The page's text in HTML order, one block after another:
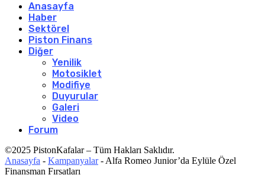
Anasayfa
Haber
Sektörel
Piston Finans
Diğer
Yenilik
Motosiklet
Modifiye
Duyurular
Galeri
Video
Forum
©2025 PistonKafalar – Tüm Hakları Saklıdır.
Anasayfa - Kampanyalar- Alfa Romeo Junior’da Eylüle Özel
Finansman Fırsatları